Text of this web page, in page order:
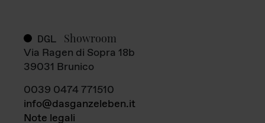
DGL Showroom
Via Ragen di Sopra 18b
39031 Brunico
0039 0474 771510
info@dasganzeleben.it
Note legali